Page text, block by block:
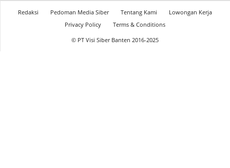
Redaksi Pedoman Media Siber Tentang Kami
Lowongan Kerja
Privacy Policy
Terms & Conditions
© PT Visi Siber Banten 2016-2025